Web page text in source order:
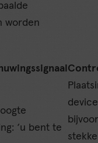
worden
‘u bent te